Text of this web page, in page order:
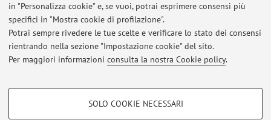
in "Personalizza cookie" e, se vuoi, potrai esprimere consensi più
specifici in "Mostra cookie di profilazione".
Potrai sempre rivedere le tue scelte e verificare lo stato dei consensi
rientrando nella sezione "Impostazione cookie" del sito.
Per maggiori informazioni consulta la nostra Cookie policy.
COOKIE DI PROFILAZIONE - FACOLTATIVI
SOLO COOKIE NECESSARI
Ultimi avvisi
Al momento non sono presenti avvisi.
Area riservata